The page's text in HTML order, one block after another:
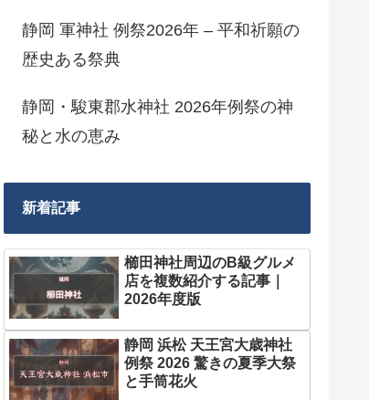
静岡 軍神社 例祭2026年 – 平和祈願の
歴史ある祭典
静岡・駿東郡水神社 2026年例祭の神
秘と水の恵み
新着記事
櫛田神社周辺のB級グルメ
店を複数紹介する記事｜
2026年度版
静岡 浜松 天王宮大歳神社
例祭 2026 驚きの夏季大祭
と手筒花火